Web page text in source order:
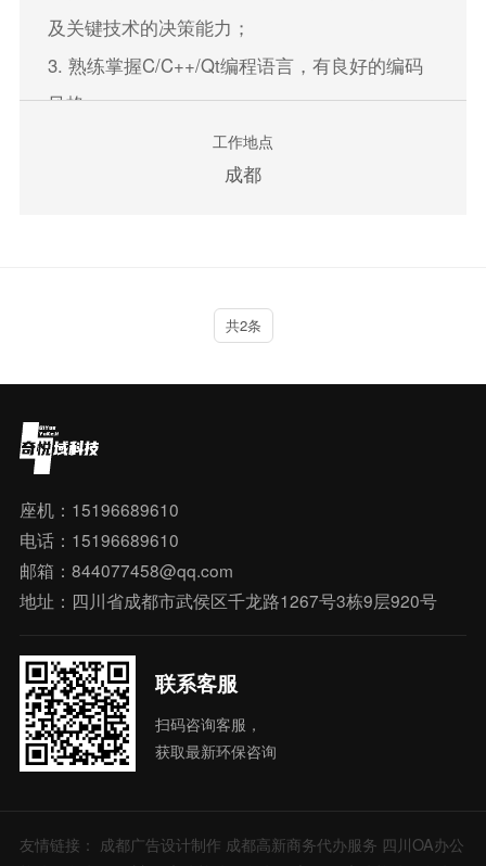
及关键技术的决策能力；
3. 熟练掌握C/C++/Qt编程语言，有良好的编码
风格；
4. 具有独立软件系统架构设计、软件集成、软件
工作地点
成都
共2条
座机：15196689610
电话：15196689610
邮箱：844077458@qq.com
地址：四川省成都市武侯区千龙路1267号3栋9层920号
联系客服
扫码咨询客服，
获取最新环保咨询
友情链接： 成都广告设计制作 成都高新商务代办服务 四川OA办公